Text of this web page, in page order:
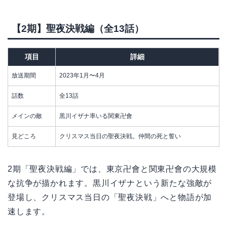
【2期】聖夜決戦編（全13話）
項目 詳細
放送期間 2023年1月〜4月
話数 全13話
メインの敵 黒川イザナ率いる関東卍會
見どころ クリスマス当日の聖夜決戦。仲間の死と誓い
2期「聖夜決戦編」では、東京卍會と関東卍會の大規模
な抗争が描かれます。黒川イザナという新たな強敵が
登場し、クリスマス当日の「聖夜決戦」へと物語が加
速します。